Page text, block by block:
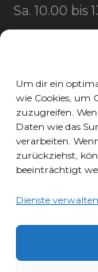
Um dir ein
wie Cookies, um
zuzugreifen.
Daten wie das
verarbeiten.
zurückziehst,
beeinträchtigt
Dienste verwalten
Sa. 10.00 bis
Paypal